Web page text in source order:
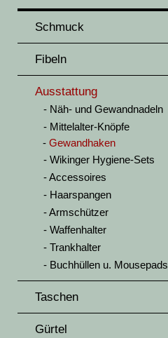
Schmuck
Fibeln
Ausstattung
Näh- und Gewandnadeln
Mittelalter-Knöpfe
Gewandhaken
Wikinger Hygiene-Sets
Accessoires
Haarspangen
Armschützer
Waffenhalter
Trankhalter
Buchhüllen u. Mousepads
Taschen
Gürtel